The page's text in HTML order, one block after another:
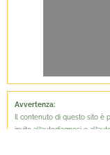
Avvertenza:
Il contenuto di questo sito è
invito all’autodiagnosi e